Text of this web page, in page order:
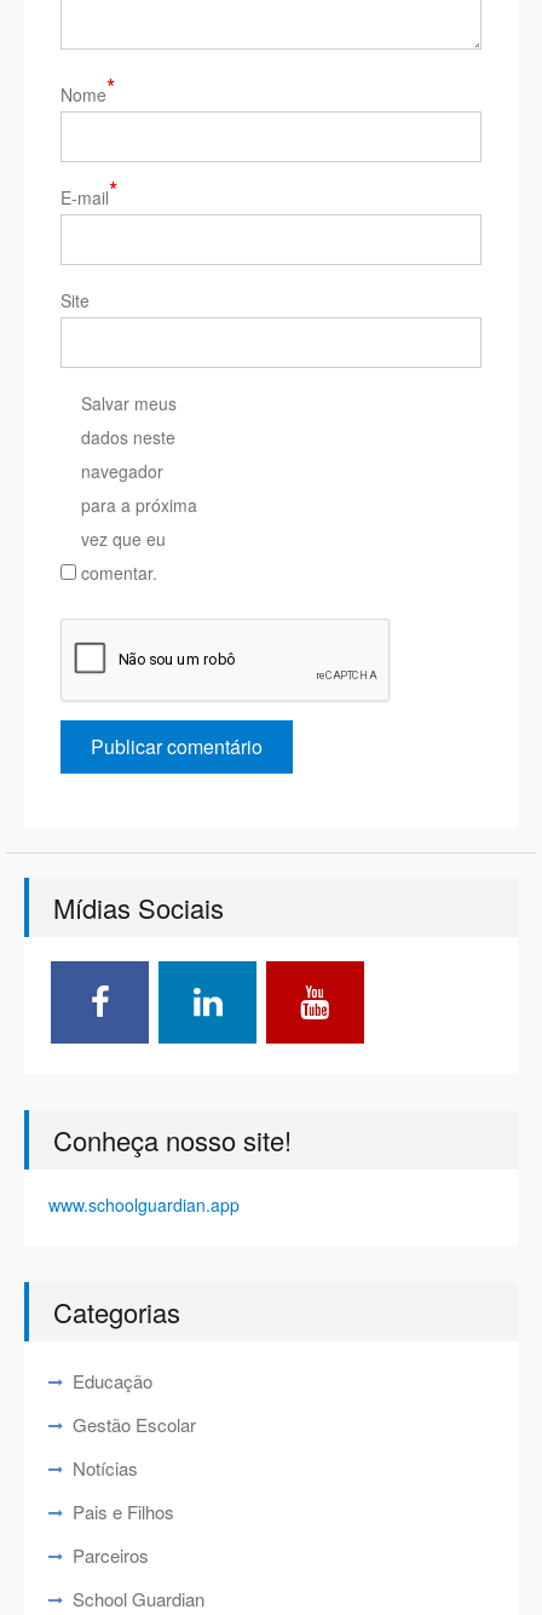
Nome*
E-mail*
Site
Salvar meus
dados neste
navegador
para a próxima
vez que eu
comentar.
Mídias Sociais
Conheça nosso site!
www.schoolguardian.app
Categorias
Educação
Gestão Escolar
Notícias
Pais e Filhos
Parceiros
School Guardian